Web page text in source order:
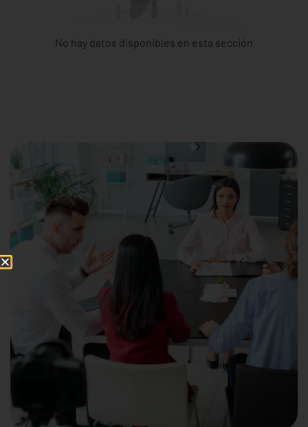
No hay datos disponibles en esta sección